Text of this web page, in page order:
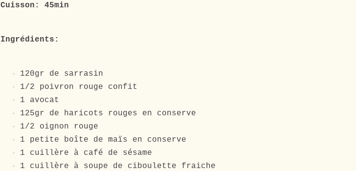
Cuisson: 45min
Ingrédients:
120gr de sarrasin
1/2 poivron rouge confit
1 avocat
125gr de haricots rouges en conserve
1/2 oignon rouge
1 petite boîte de maïs en conserve
1 cuillère à café de sésame
1 cuillère à soupe de ciboulette fraiche